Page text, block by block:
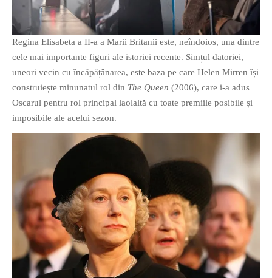
Regina Elisabeta a II-a a Marii Britanii este, neîndoios, una dintre
cele mai importante figuri ale istoriei recente. Simțul datoriei,
uneori vecin cu încăpățânarea, este baza pe care Helen Mirren își
construiește minunatul rol din The Queen (2006), care i-a adus
Oscarul pentru rol principal laolaltă cu toate premiile posibile și
imposibile ale acelui sezon.